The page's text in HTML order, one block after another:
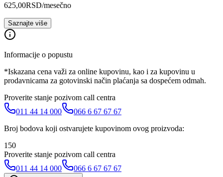
625,00RSD/mesečno
Saznajte više
Informacije o popustu
*Iskazana cena važi za online kupovinu, kao i za kupovinu u
prodavnicama za gotovinski način plaćanja sa dospećem odmah.
Proverite stanje pozivom call centra
011 44 14 000
066 6 67 67 67
Broj bodova koji ostvarujete kupovinom ovog proizvoda:
150
Proverite stanje pozivom call centra
011 44 14 000
066 6 67 67 67